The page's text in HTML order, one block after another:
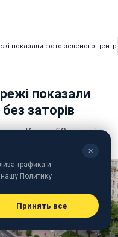
показали фото зеленого
показали
заторів
Києва 50-річної
✕
трафика и
нашу Политику
Принять все